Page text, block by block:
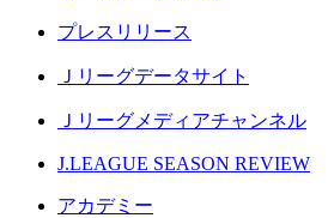
プレスリリース
Ｊリーグデータサイト
Ｊリーグメディアチャンネル
J.LEAGUE SEASON REVIEW
アカデミー